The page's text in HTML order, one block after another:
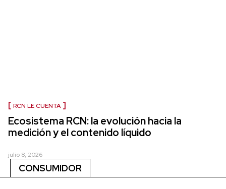
RCN LE CUENTA
Ecosistema RCN: la evolución hacia la
medición y el contenido líquido
julio 8, 2026
CONSUMIDOR